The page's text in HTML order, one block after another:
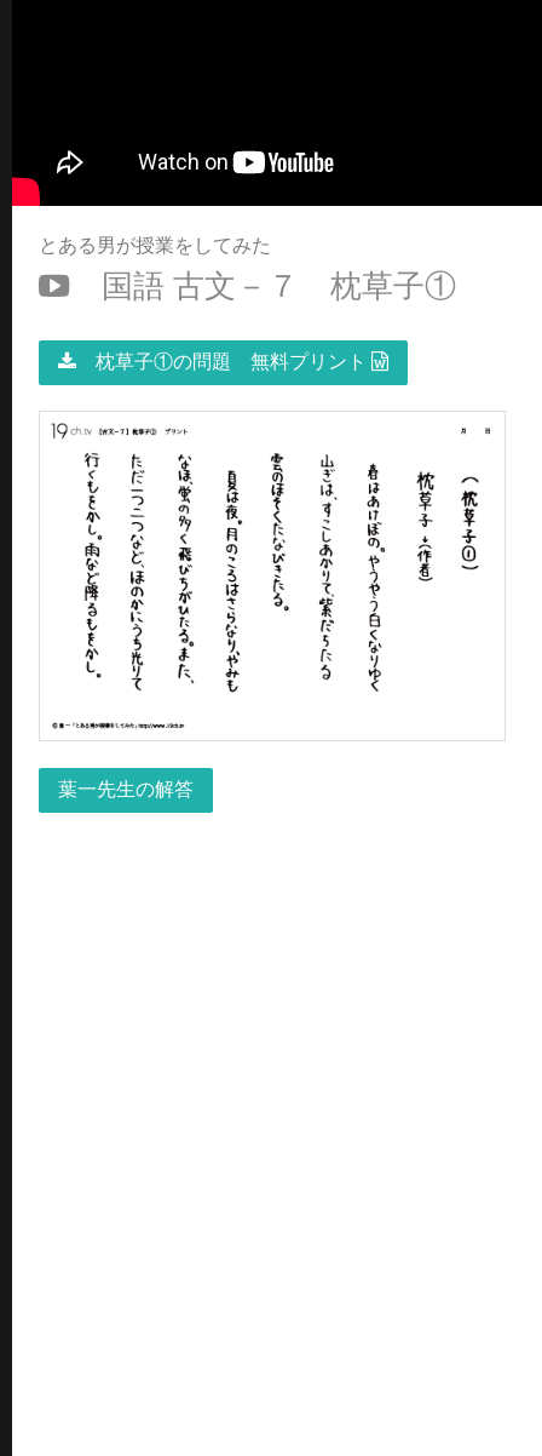
とある男が授業をしてみた
国語 古文－７ 枕草子①
枕草子①の問題 無料プリント
葉一先生の解答